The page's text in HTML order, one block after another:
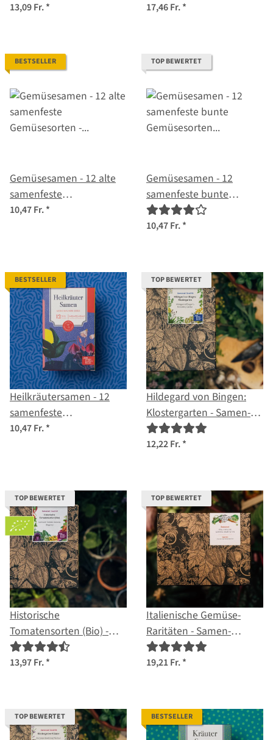
13,09 Fr.* 17,46 Fr.*
BESTSELLER
Gemüsesamen - 12 alte
samenfeste
Gemüsesorten -
10,47 Fr.*
TOP BEWERTET
Gemüsesamen - 12
samenfeste bunte
Gemüsesorten - simpel &
ertragreich - Einsteiger-
10,47 Fr.*
BESTSELLER
Heilkräutersamen - 12
samenfeste
Heilkräutersorten -
10,47 Fr.*
TOP BEWERTET
Hildegard von Bingen:
Klostergarten - Samen-
Geschenkset
12,22 Fr.*
TOP BEWERTET
Historische
Tomatensorten (Bio) -
Samen-Geschenkset
13,97 Fr.*
TOP BEWERTET
Italienische Gemüse-
Raritäten - Samen-
Geschenkset
19,21 Fr.*
TOP BEWERTET BESTSELLER